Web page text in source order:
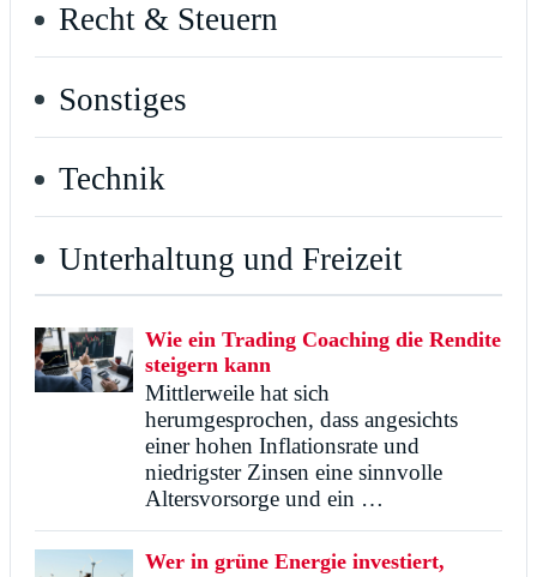
Recht & Steuern
Sonstiges
Technik
Unterhaltung und Freizeit
Wie ein Trading Coaching die Rendite
steigern kann
Mittlerweile hat sich
herumgesprochen, dass angesichts
einer hohen Inflationsrate und
niedrigster Zinsen eine sinnvolle
Altersvorsorge und ein …
Wer in grüne Energie investiert,